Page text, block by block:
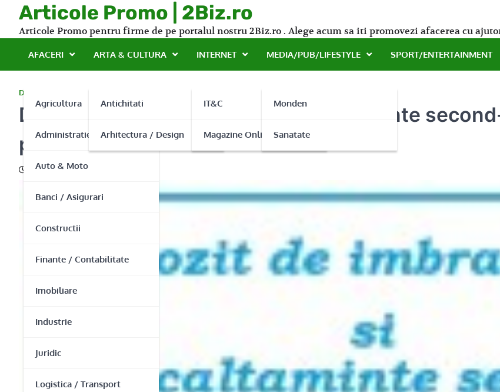
content
Articole Promo | 2Biz.ro
Articole Promo pentru firme de pe portalul nostru 2Biz.ro . Alege acum sa iti promovezi afacerea cu
AFACERI
Agricultura
Administratie Publica
Auto & Moto
Banci / Asigurari
Constructii
Finante / Contabilitate
Imobiliare
Industrie
Juridic
Logistica / Transport
ARTA & CULTURA
Antichitati
Arhitectura / Design
INTERNET
IT&C
Magazine Online
MEDIA/PUB/LIFESTYLE
Monden
Sanatate
SPORT/ENTERTAINMENT
DISTRIBUITORI
Depozitul de imbracaminte si incaltaminte
preturi mici!
08/05/2014